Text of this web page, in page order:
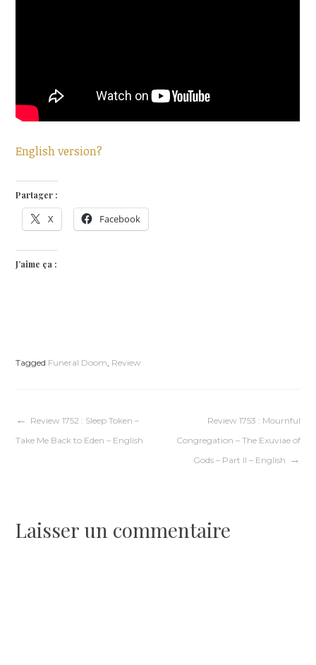
English version?
Partager :
X Facebook
J’aime ça :
Tagged Funeral Doom, Review
Navigation
Review 1752 : Sleep Token –
Take Me Back to Eden – English
Review 1753 : Mournful
Congregation – The Exuviae of
Gods – Part II – English
Laisser un commentaire